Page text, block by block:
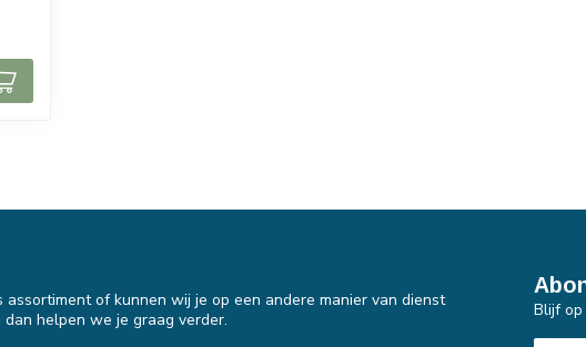
of kunnen wij je op een andere manier van dienst
helpen we je graag verder.
Blijf